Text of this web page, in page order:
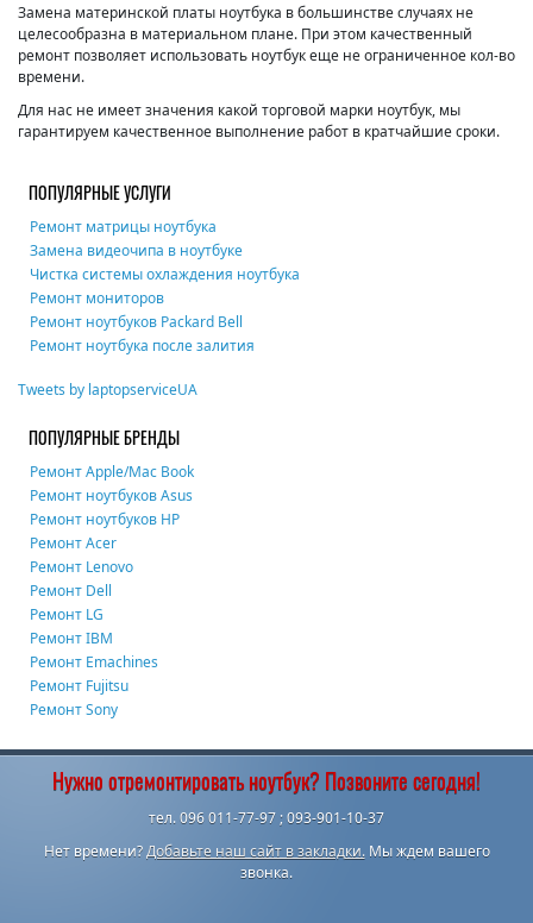
Замена материнской платы ноутбука в большинстве случаях не
целесообразна в материальном плане. При этом качественный
ремонт позволяет использовать ноутбук еще не ограниченное кол-во
времени.
Для нас не имеет значения какой торговой марки ноутбук, мы
гарантируем качественное выполнение работ в кратчайшие сроки.
ПОПУЛЯРНЫЕ УСЛУГИ
Ремонт матрицы ноутбука
Замена видеочипа в ноутбуке
Чистка системы охлаждения ноутбука
Ремонт мониторов
Ремонт ноутбуков Packard Bell
Ремонт ноутбука после залития
Tweets by laptopserviceUA
ПОПУЛЯРНЫЕ БРЕНДЫ
Ремонт Apple/Mac Book
Ремонт ноутбуков Asus
Ремонт ноутбуков HP
Ремонт Acer
Ремонт Lenovo
Ремонт Dell
Ремонт LG
Ремонт IBM
Ремонт Emachines
Ремонт Fujitsu
Ремонт Sony
Нужно отремонтировать ноутбук? Позвоните сегодня!
тел. 096 011-77-97 ; 093-901-10-37
Нет времени?Добавьте наш сайт в закладки.Мы ждем вашего
звонка.